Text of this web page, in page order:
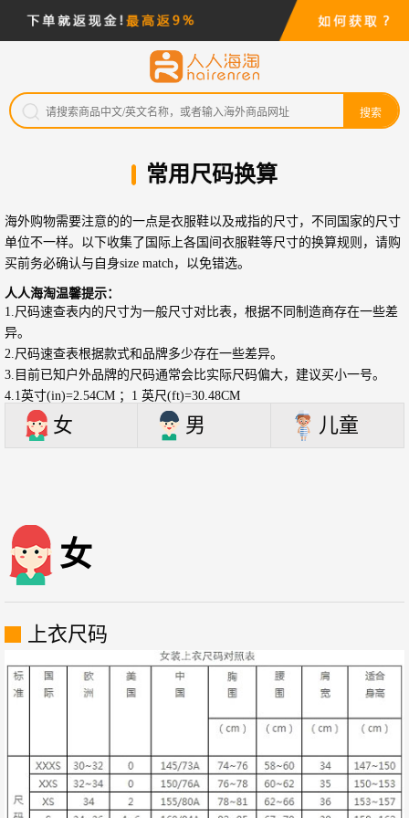
搜索
常用尺码换算
海外购物需要注意的的一点是衣服鞋以及戒指的尺寸，不同国家的尺寸
单位不一样。以下收集了国际上各国间衣服鞋等尺寸的换算规则，请购
买前务必确认与自身size match，以免错选。
人人海淘温馨提示：
1.尺码速查表内的尺寸为一般尺寸对比表，根据不同制造商存在一些差
异。
2.尺码速查表根据款式和品牌多少存在一些差异。
3.目前已知户外品牌的尺码通常会比实际尺码偏大，建议买小一号。
4.1英寸(in)=2.54CM ；1 英尺(ft)=30.48CM
女 男 儿童
女
上衣尺码